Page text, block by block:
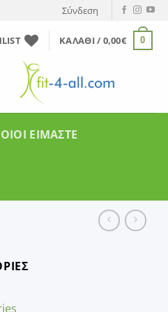
Σύνδεση
ΚΑΛΆΘΙ / 0,00€ 0
ΕΙΜΑΣΤΕ